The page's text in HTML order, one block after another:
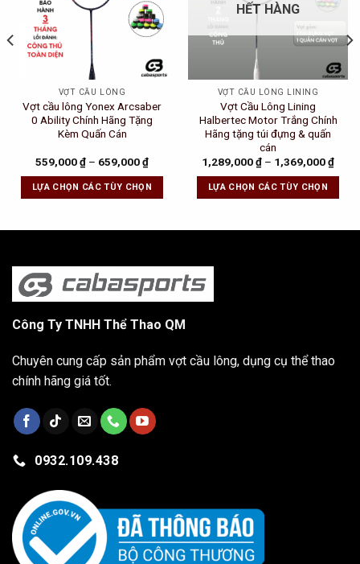
VỢT CẦU LÔNG
Vợt cầu lông Yonex Arcsaber
0 Ability Chính Hãng Tặng
Kèm Quấn Cán
559,000₫ – 659,000₫
LỰA CHỌN CÁC TÙY CHỌN
HẾT HÀNG
VỢT CẦU LÔNG LINING
Vợt Cầu Lông Lining
Halbertec Motor Trắng Chính
Hãng tặng túi đựng & quấn
cán
1,289,000₫ – 1,369,000₫
LỰA CHỌN CÁC TÙY CHỌN
₫.
Công Ty TNHH Thể Thao QM
Chuyên cung cấp sản phẩm vợt cầu lông, dụng cụ thể thao
chính hãng giá tốt.
0932.109.438